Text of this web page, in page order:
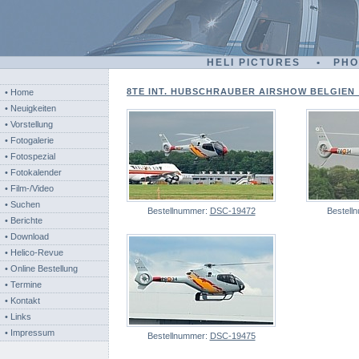
HELI PICTURES •
• Home
• Neuigkeiten
• Vorstellung
• Fotogalerie
• Fotospezial
• Fotokalender
• Film-/Video
• Suchen
• Berichte
• Download
• Helico-Revue
• Online Bestellung
• Termine
• Kontakt
• Links
• Impressum
8TE INT. HUBSCHRAUBER AIRSHOW
Bestellnummer: DSC-19472
Bestellnummer: DSC-19475